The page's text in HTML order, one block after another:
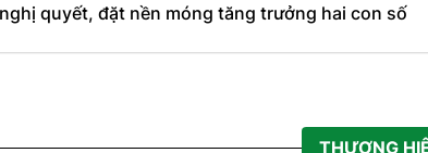
quyết, đặt nền móng tăng trưởng hai con số
THƯƠNG